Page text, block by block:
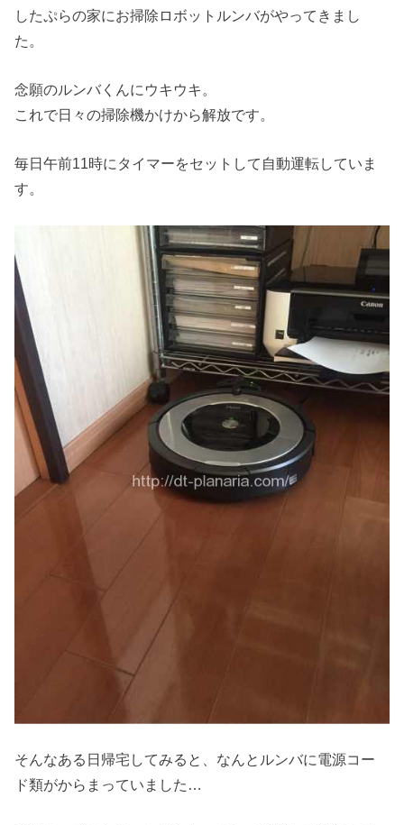
したぷらの家にお掃除ロボットルンバがやってきまし
た。
念願のルンバくんにウキウキ。
これで日々の掃除機かけから解放です。
毎日午前11時にタイマーをセットして自動運転していま
す。
そんなある日帰宅してみると、なんとルンバに電源コー
ド類がからまっていました…